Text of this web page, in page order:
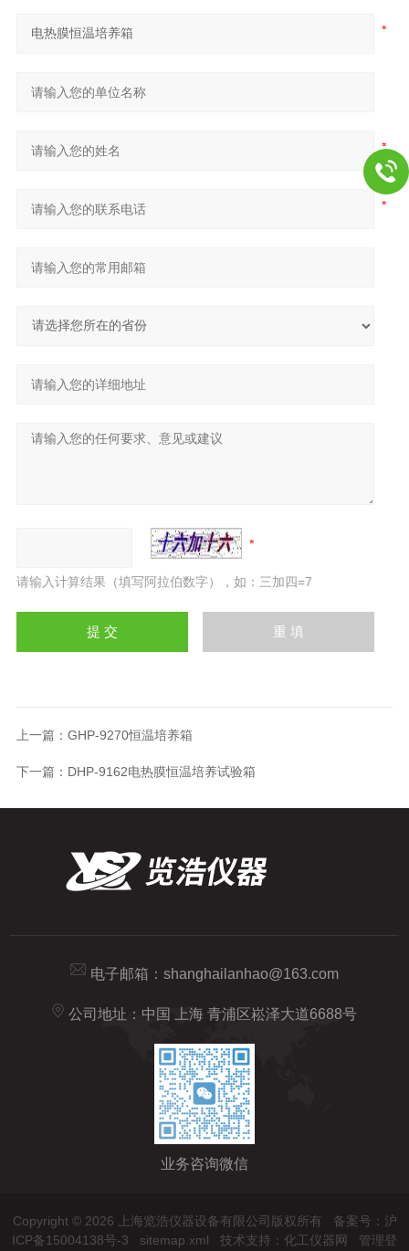
请输入计算结果（填写阿拉伯数字），如：三加四=7
上一篇： GHP-9270恒温培养箱
下一篇： DHP-9162电热膜恒温培养试验箱
电子邮箱： shanghailanhao@163.com
公司地址：中国 上海 青浦区崧泽大道6688号
业务咨询微信
Copyright © 2026 上海览浩仪器设备有限公司版权所有 备案号：沪
ICP备15004138号-3
sitemap.xml 技术支持： 化工仪器网 管理登